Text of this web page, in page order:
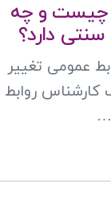
چیست و چه
سنتی دارد؟
عمومی تغییر
روابط‌